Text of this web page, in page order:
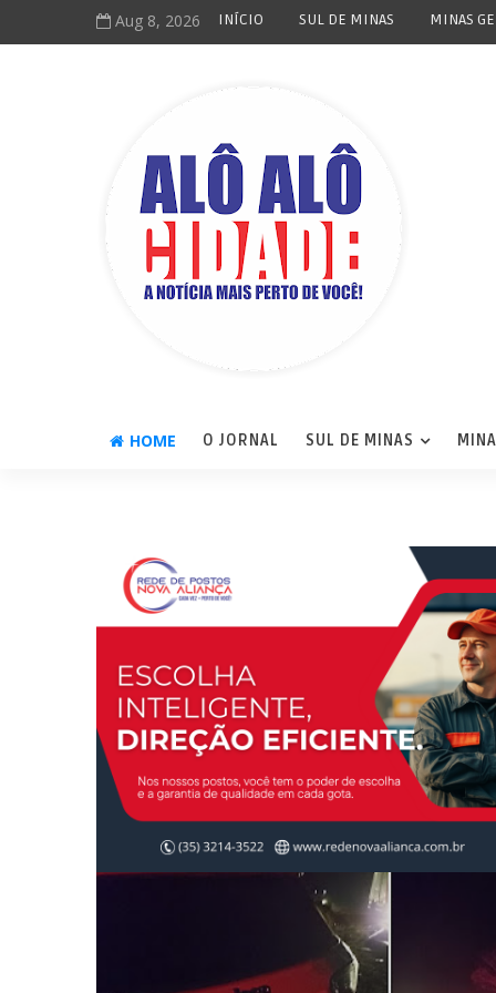
Aug 8, 2026 INÍCIO SUL DE MINAS MINAS
HOME O JORNAL SUL DE MINAS